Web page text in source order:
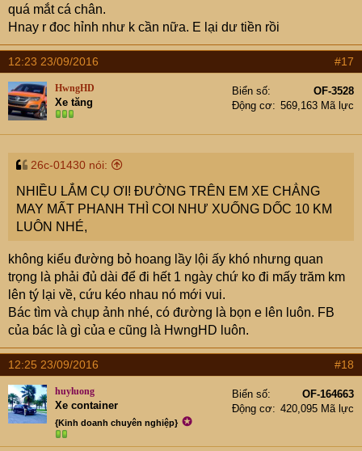
quá mắt cá chân.
Hnay r đoc hỉnh như k cần nữa. E lại dư tiền rồi
12:23 23/09/2016 #17
HwngHD
Xe tăng
Biển số
OF-3528
Động cơ
569,163 Mã lực
26c-01430 nói:
NHIỀU LẮM CỤ ƠI! ĐƯỜNG TRÊN EM XE CHẲNG
MAY MẤT PHANH THÌ COI NHƯ XUỐNG DỐC 10 KM
LUÔN NHÉ,
không kiểu đường bỏ hoang lầy lội ấy khó nhưng quan
trọng là phải đủ dài để đi hết 1 ngày chứ ko đi mấy trăm km
lên tý lại về, cứu kéo nhau nó mới vui.
Bác tìm và chụp ảnh nhé, có đường là bọn e lên luôn. FB
của bác là gì của e cũng là HwngHD luôn.
12:25 23/09/2016 #18
huyluong
Xe container
{Kinh doanh chuyên nghiệp} ✪
Biển số
OF-164663
Động cơ
420,095 Mã lực